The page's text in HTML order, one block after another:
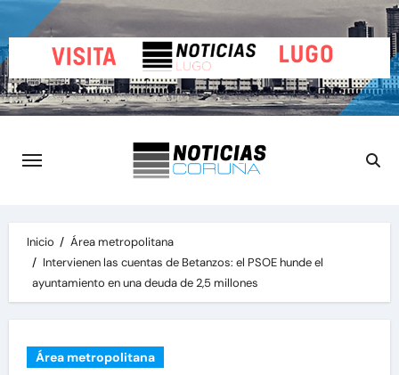
al
contenido
Inicio
Área metropolitana
Intervienen las cuentas de Betanzos: el PSOE hunde el
ayuntamiento en una deuda de 2,5 millones
Área metropolitana